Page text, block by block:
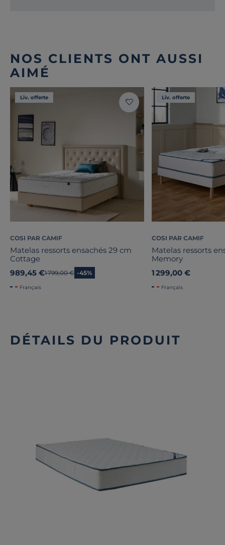
NOS CLIENTS ONT AUSSI
AIMÉ
Liv. offerte
COSI PAR CAMIF
Matelas ressorts ensachés 29 cm
Cottage
989,45 €Ancien prix
1 799,00 € -45%
Français
Liv. offerte
COSI PAR CAMIF
Matelas ressorts
Memory
1 299,00 €
Français
DÉTAILS DU PRODUIT